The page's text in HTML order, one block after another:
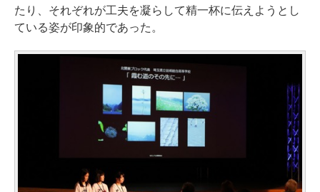
たり、それぞれが工夫を凝らして精一杯に伝えようとし
ている姿が印象的であった。